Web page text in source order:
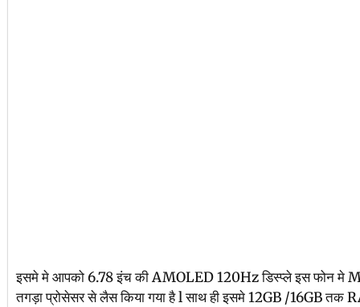
इसमे मे आपको 6.78 इंच की AMOLED 120Hz डिस्प्ले इस फोन
तगड़ा प्रोसेसर से लैस किया गया है l साथ ही इसमे 12GB /16GB